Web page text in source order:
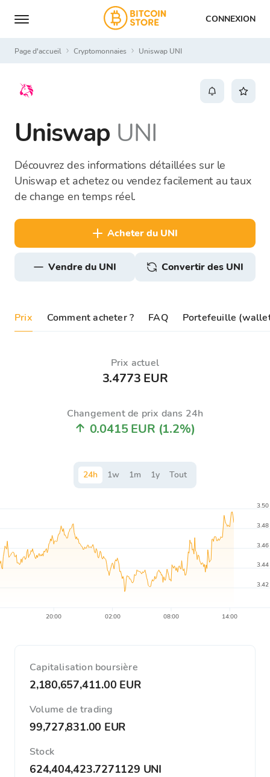
CONNEXION
Page d'accueil Cryptomonnaies Uniswap UNI
Uniswap UNI
Découvrez des informations détaillées sur le
Uniswap et achetez ou vendez facilement au taux
de change en temps réel.
acheter du UNI
vendre du UNI Convertir des UNI
Prix Comment acheter ? FAQ Portefeuille
Prix ​​actuel
3.4773 EUR
Changement de prix dans 24h
0.0415 EUR (1.2%)
24h 1w 1m 1y Tout
20:00 02:00 08:00 14:00
3.42
3.44
3.46
3.48
3.50
Capitalisation boursière
2,180,657,411.00 EUR
Volume de trading
99,727,831.00 EUR
Stock
624,404,423.7271129 UNI